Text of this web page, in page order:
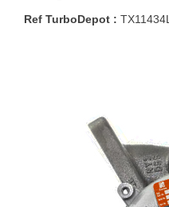
Ref TurboDepot : TX11434L